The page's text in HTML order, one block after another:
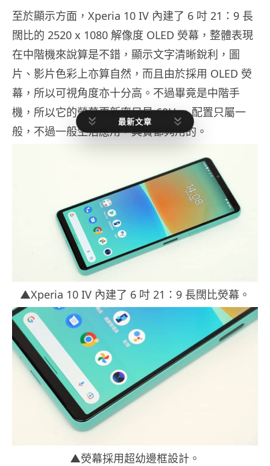
至於顯示方面，Xperia 10 IV 內建了 6 吋 21：9 長
闊比的 2520 x 1080 解像度 OLED 熒幕，整體表現
在中階機來說算是不錯，顯示文字清晰銳利，圖
片、影片色彩上亦算自然，而且由於採用 OLED 熒
幕，所以可視角度亦十分高。不過畢竟是中階手
機，所以它的熒幕更新率只是 60Hz，配置只屬一
般，不過一般生活應用，其實都夠用的。
▲Xperia 10 IV 內建了 6 吋 21：9 長闊比熒幕。
▲熒幕採用超幼邊框設計。
最新文章